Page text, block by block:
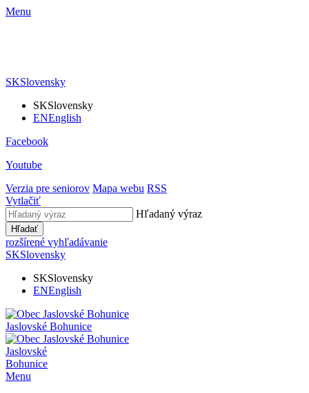
Menu
SKSlovensky
SKSlovensky
ENEnglish
Facebook
Youtube
Verzia pre seniorov Mapa webu RSS
Vytlačiť
Hľadaný výraz
Hľadať
rozšírené vyhľadávanie
SKSlovensky
SKSlovensky
ENEnglish
Jaslovské Bohunice
Jaslovské
Bohunice
Menu